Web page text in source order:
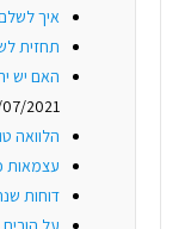
איך
תחזית
האם יש
2021
הלוואה
עצמאות
דוחות